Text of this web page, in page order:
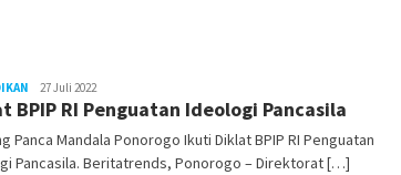
LilikAbdi
27 Juli 2022
BPIP RI Penguatan Ideologi Pancasila
Panca Mandala Ponorogo Ikuti Diklat BPIP RI Penguatan
Pancasila. Beritatrends, Ponorogo – Direktorat […]